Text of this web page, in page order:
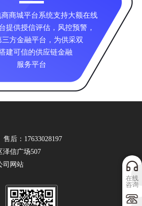
在线
咨询
商城平台系统支持大额在线
提供授信评估，风控预警，
三方金融平台，为供采双
建可信的供应链金融
服务平台
后：17633028197
泽信广场507
司网站